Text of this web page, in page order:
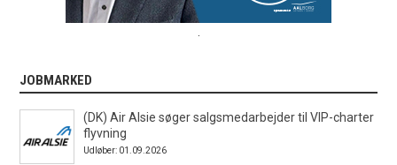
JOBMARKED
(DK) Air Alsie søger salgsmedarbejder til VIP-charter
flyvning
Udløber: 01.09.2026